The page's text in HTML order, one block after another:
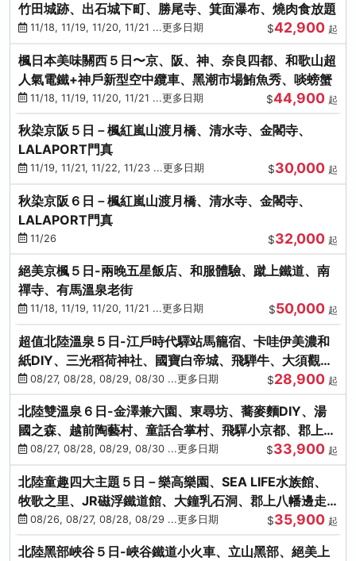
竹田城跡、出石城下町、勝尾寺、箕面瀑布、燒肉食放題
11/18, 11/19, 11/20, 11/21 ...更多日期 $42,900 起
楓日本美味關西５日〜京、阪、神、奈良四都、和歌山超
人氣電鐵+神戶新型空中纜車、黑潮市場鮪魚秀、啖螃蟹
11/18, 11/19, 11/20, 11/21 ...更多日期 $44,900 起
秋染京阪５日－楓紅嵐山渡月橋、清水寺、金閣寺、
LALAPORT門真
11/19, 11/21, 11/22, 11/23 ...更多日期 $30,000 起
秋染京阪６日－楓紅嵐山渡月橋、清水寺、金閣寺、
LALAPORT門真
11/26 $32,000 起
絕美京楓５日-兩晚五星飯店、和服體驗、蹴上鐵道、南
禪寺、有馬溫泉老街
11/18, 11/19, 11/20, 11/21 ...更多日期 $50,000 起
超值北陸溫泉５日-江戶時代驛站馬籠宿、卡哇伊美濃和
紙DIY、三光稻荷神社、國寶白帝城、飛騨牛、大須觀音
街、下呂溫泉
08/27, 08/28, 08/29, 08/30 ...更多日期 $28,900 起
北陸雙溫泉６日-金澤兼六園、東尋坊、蕎麥麵DIY、湯
國之森、越前陶藝村、童話合掌村、飛驒小京都、郡上八
幡08/27, 08/28, 08/29, 08/30 ...更多日期 $33,900 起
北陸童趣四大主題５日－樂高樂園、SEA LIFE水族館、
牧歌之里、JR磁浮鐵道館、大鐘乳石洞、郡上八幡邊走
邊吃08/26, 08/27, 08/28, 08/29 ...更多日期 $35,900 起
北陸黑部峽谷５日-峽谷鐵道小火車、立山黑部、絕美上